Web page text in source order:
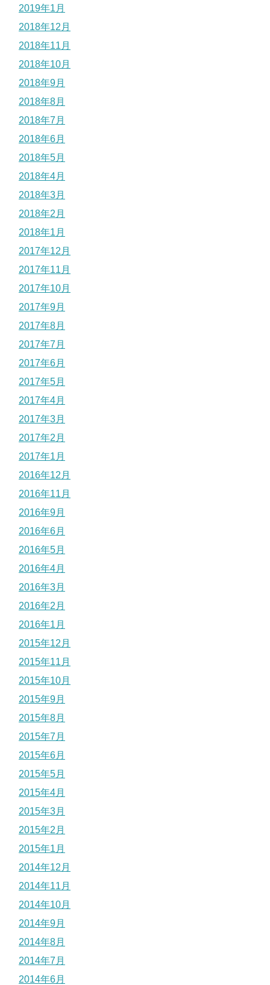
2019年1月
2018年12月
2018年11月
2018年10月
2018年9月
2018年8月
2018年7月
2018年6月
2018年5月
2018年4月
2018年3月
2018年2月
2018年1月
2017年12月
2017年11月
2017年10月
2017年9月
2017年8月
2017年7月
2017年6月
2017年5月
2017年4月
2017年3月
2017年2月
2017年1月
2016年12月
2016年11月
2016年9月
2016年6月
2016年5月
2016年4月
2016年3月
2016年2月
2016年1月
2015年12月
2015年11月
2015年10月
2015年9月
2015年8月
2015年7月
2015年6月
2015年5月
2015年4月
2015年3月
2015年2月
2015年1月
2014年12月
2014年11月
2014年10月
2014年9月
2014年8月
2014年7月
2014年6月